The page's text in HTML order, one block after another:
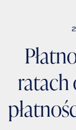
ratach